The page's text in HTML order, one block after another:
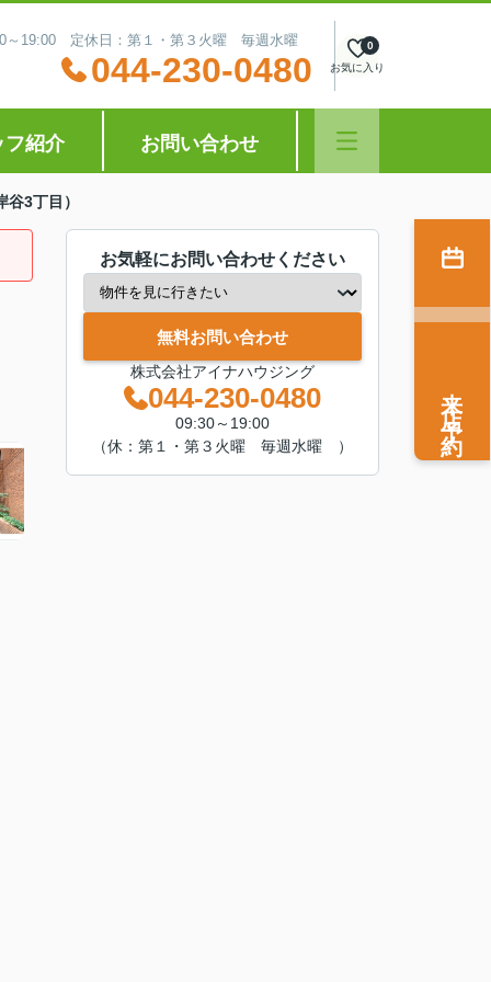
～19:00 定休日：第１・第３火曜 毎週水曜
044-230-0480 お気に入り
0
フ紹介 お問い合わせ
3丁目）
お気軽にお問い合わせください
無料お問い合わせ
株式会社アイナハウジング
044-230-0480
09:30～19:00
（休：第１・第３火曜 毎週水曜 ）
来店予約